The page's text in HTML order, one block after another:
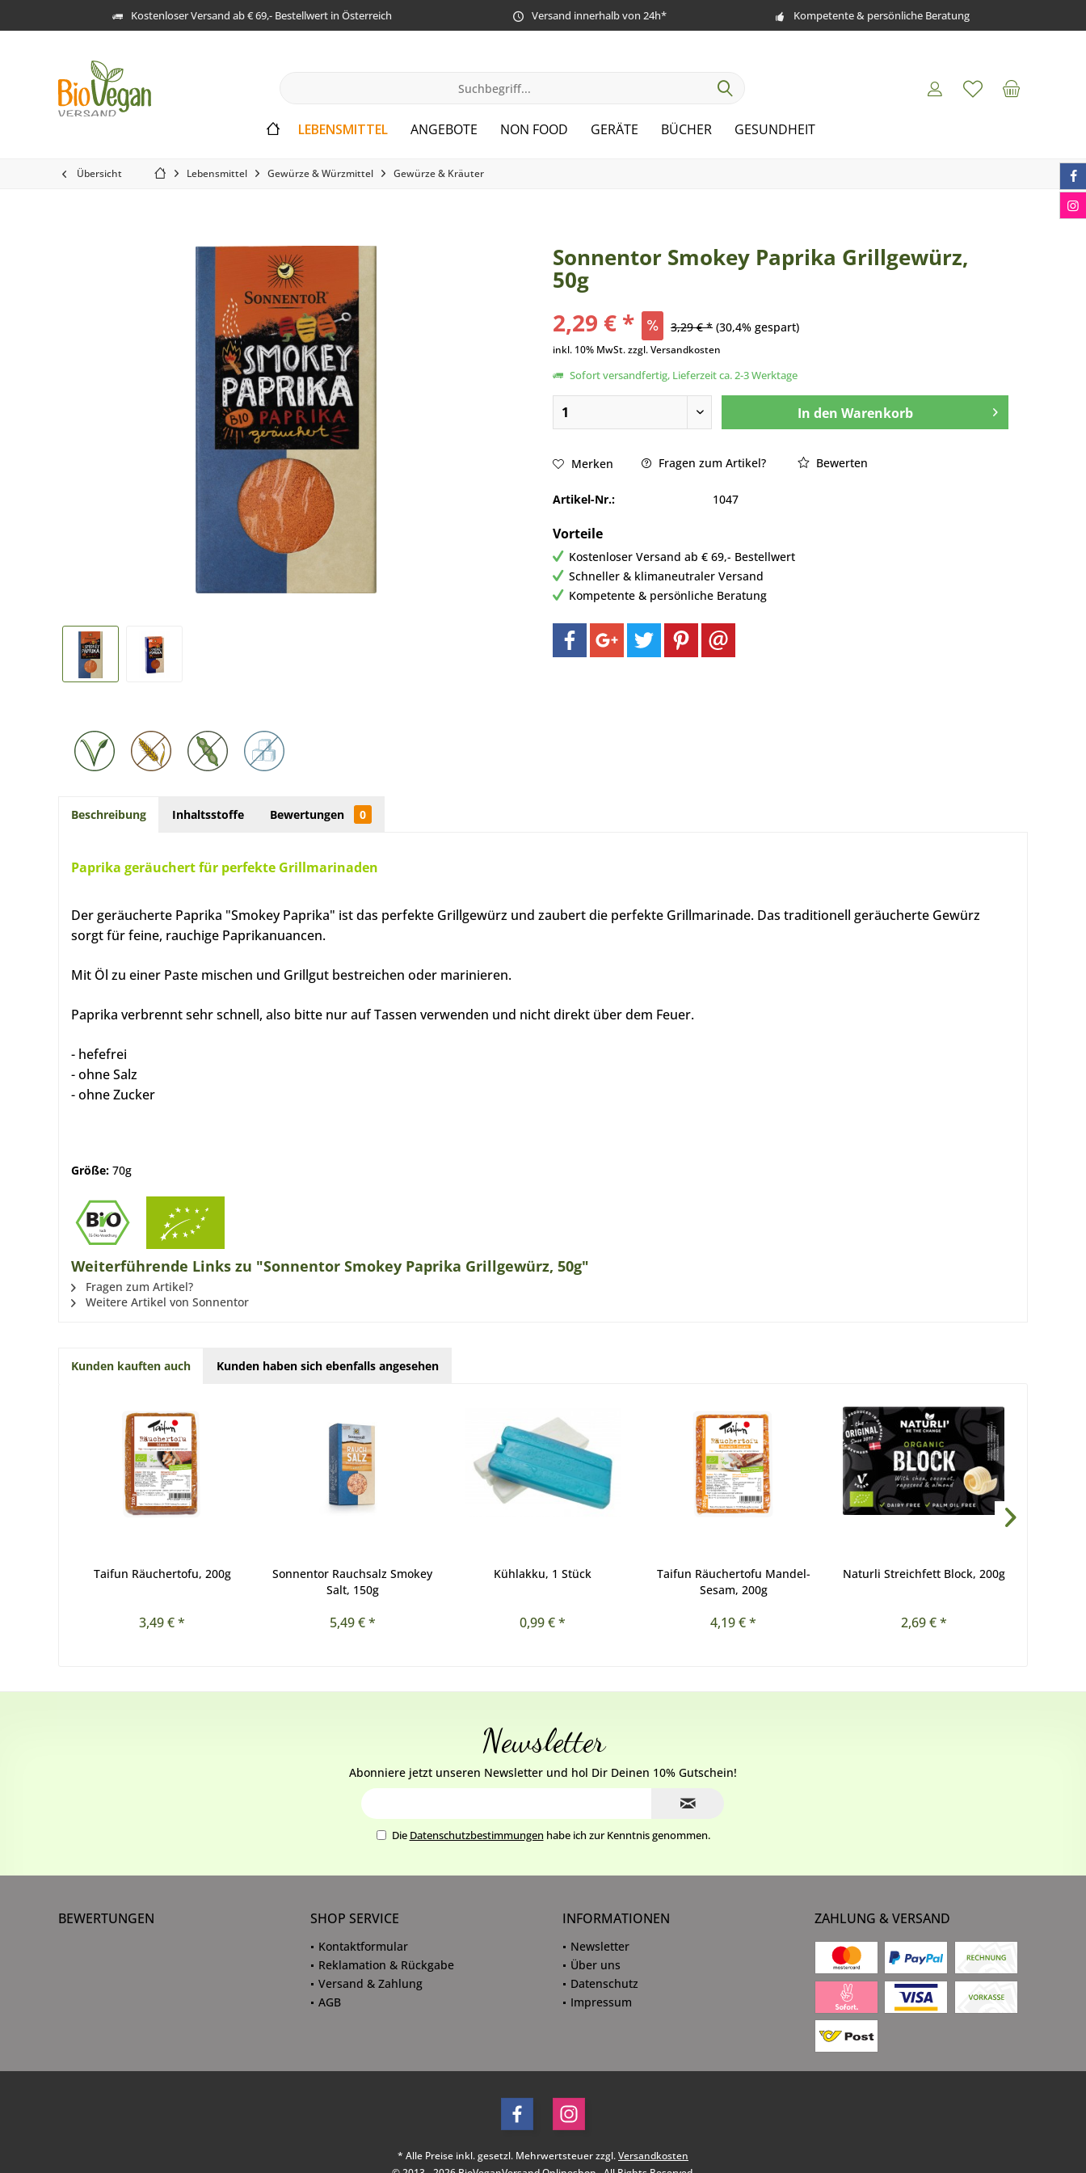
Kostenloser Versand ab € 69,- Bestellwert in Österreich Versand innerhalb von 24h* Kompetente & persönliche Beratung
LEBENSMITTEL ANGEBOTE NON FOOD GERÄTE BÜCHER GESUNDHEIT
Übersicht Lebensmittel Gewürze & Würzmittel Gewürze & Kräuter
Sonnentor Smokey Paprika Grillgewürz,
50g
2,29 € * 3,29 € * (30,4% gespart)
inkl. 10% MwSt. zzgl. Versandkosten
Sofort versandfertig, Lieferzeit ca. 2-3 Werktage
In den Warenkorb
Merken Fragen zum Artikel? Bewerten
Artikel-Nr.: 1047
Vorteile
Kostenloser Versand ab € 69,- Bestellwert
Schneller & klimaneutraler Versand
Kompetente & persönliche Beratung
Beschreibung Inhaltsstoffe Bewertungen 0
Paprika geräuchert für perfekte Grillmarinaden
Der geräucherte Paprika "Smokey Paprika" ist das perfekte Grillgewürz und zaubert die perfekte Grillmarinade. Das traditionell geräucherte Gewürz
sorgt für feine, rauchige Paprikanuancen.
Mit Öl zu einer Paste mischen und Grillgut bestreichen oder marinieren.
Paprika verbrennt sehr schnell, also bitte nur auf Tassen verwenden und nicht direkt über dem Feuer.
- hefefrei
- ohne Salz
- ohne Zucker
Größe: 70g
Weiterführende Links zu "Sonnentor Smokey Paprika Grillgewürz, 50g"
Fragen zum Artikel?
Weitere Artikel von Sonnentor
Kunden kauften auch Kunden haben sich ebenfalls angesehen
Taifun Räuchertofu, 200g
3,49 € *
Sonnentor Rauchsalz Smokey
Salt, 150g
5,49 € *
Kühlakku, 1 Stück
0,99 € *
Taifun Räuchertofu Mandel-
Sesam, 200g
4,19 € *
Naturli Streichfett Block, 200g
2,69 € *
Newsletter
Abonniere jetzt unseren Newsletter und hol Dir Deinen 10% Gutschein!
Die Datenschutzbestimmungen habe ich zur Kenntnis genommen.
BEWERTUNGEN SHOP SERVICE
Kontaktformular
Reklamation & Rückgabe
Versand & Zahlung
AGB
INFORMATIONEN
Newsletter
Über uns
Datenschutz
Impressum
ZAHLUNG & VERSAND
* Alle Preise inkl. gesetzl. Mehrwertsteuer zzgl.Versandkosten